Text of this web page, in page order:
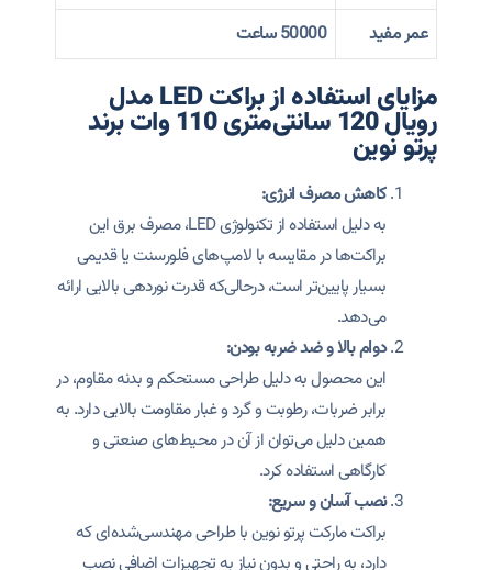
عمر مفید
50000 ساعت
مزایای استفاده از براکت LED مدل
رویال 120 سانتی‌متری 110 وات برند
پرتو نوین
کاهش مصرف انرژی:
به دلیل استفاده از تکنولوژی LED، مصرف برق این
براکت‌ها در مقایسه با لامپ‌های فلورسنت یا قدیمی
بسیار پایین‌تر است، درحالی‌که قدرت نوردهی بالایی ارائه
می‌دهد.
دوام بالا و ضد ضربه بودن:
این محصول به دلیل طراحی مستحکم و بدنه مقاوم، در
برابر ضربات، رطوبت و گرد و غبار مقاومت بالایی دارد. به
همین دلیل می‌توان از آن در محیط‌های صنعتی و
کارگاهی استفاده کرد.
نصب آسان و سریع:
براکت مارکت پرتو نوین با طراحی مهندسی‌شده‌ای که
دارد، به راحتی و بدون نیاز به تجهیزات اضافی نصب